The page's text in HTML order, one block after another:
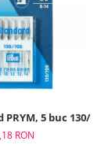
5 buc 130/
RON